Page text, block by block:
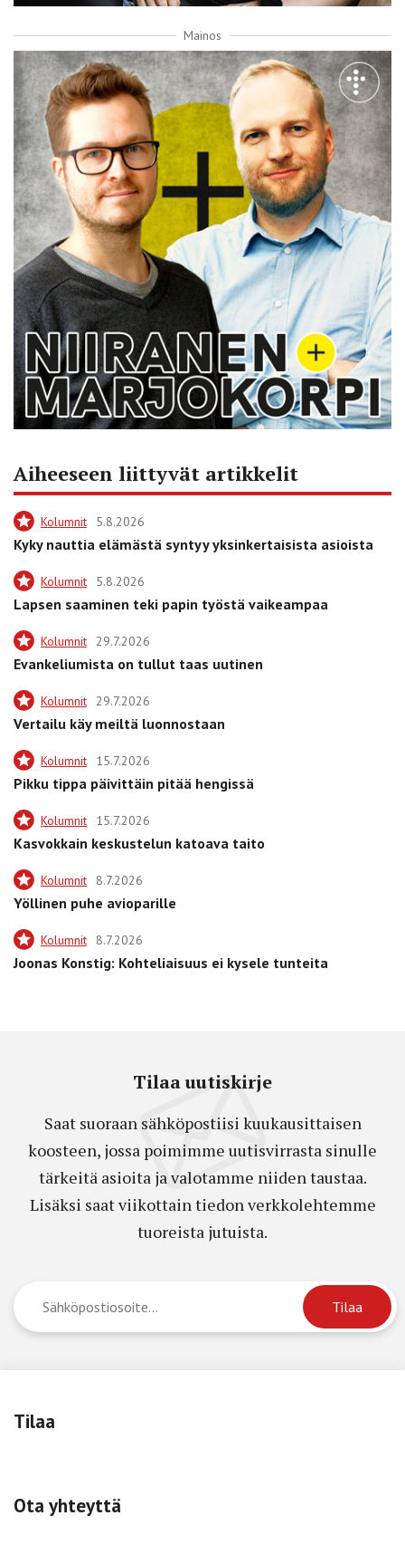
Mainos
Aiheeseen liittyvät artikkelit
Kolumnit 5.8.2026
Kyky nauttia elämästä syntyy yksinkertaisista asioista
Kolumnit 5.8.2026
Lapsen saaminen teki papin työstä vaikeampaa
Kolumnit 29.7.2026
Evankeliumista on tullut taas uutinen
Kolumnit 29.7.2026
Vertailu käy meiltä luonnostaan
Kolumnit 15.7.2026
Pikku tippa päivittäin pitää hengissä
Kolumnit 15.7.2026
Kasvokkain keskustelun katoava taito
Kolumnit 8.7.2026
Yöllinen puhe avioparille
Kolumnit 8.7.2026
Joonas Konstig: Kohteliaisuus ei kysele tunteita
Tilaa uutiskirje
Saat suoraan sähköpostiisi kuukausittaisen
koosteen, jossa poimimme uutisvirrasta sinulle
tärkeitä asioita ja valotamme niiden taustaa.
Lisäksi saat viikottain tiedon verkkolehtemme
tuoreista jutuista.
Tilaa
Ota yhteyttä